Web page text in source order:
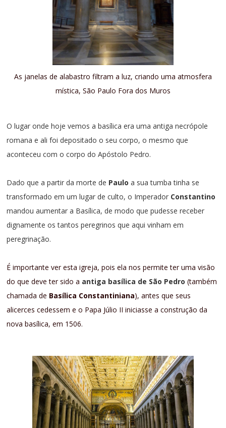
As janelas de alabastro filtram a luz, criando uma atmosfera
mística, São Paulo Fora dos Muros
O lugar onde hoje vemos a basílica era uma antiga necrópole
romana e ali foi depositado o seu corpo,o mesmo que
aconteceu com o corpo do Apóstolo Pedro.
Dado que a partir da morte de Paulo a sua tumba tinha se
transformado em um lugar de culto, o Imperador Constantino
mandou aumentar a Basílica, de modo que pudesse receber
dignamente os tantos peregrinos que aqui vinham em
peregrinação.
É importante ver esta igreja, pois ela nos permite ter uma visão
do que deve ter sido a antiga basílica de São Pedro (também
chamada de Basílica Constantiniana), antes que seus
alicerces cedessem e o Papa Júlio II iniciasse a construção da
nova basílica, em 1506.